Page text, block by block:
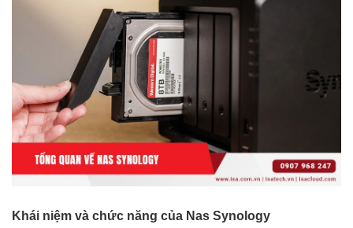
Khái niệm và chức năng của Nas Synology